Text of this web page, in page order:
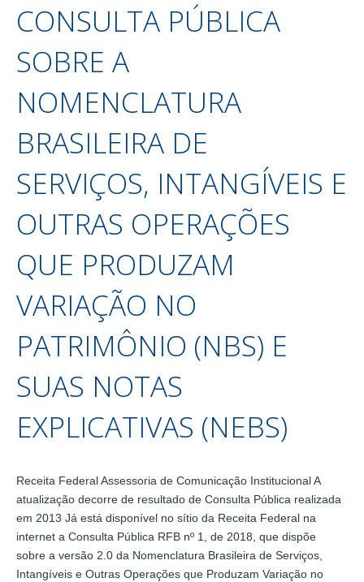
CONSULTA PÚBLICA
SOBRE A
NOMENCLATURA
BRASILEIRA DE
SERVIÇOS, INTANGÍVEIS E
OUTRAS OPERAÇÕES
QUE PRODUZAM
VARIAÇÃO NO
PATRIMÔNIO (NBS) E
SUAS NOTAS
EXPLICATIVAS (NEBS)
Receita Federal Assessoria de Comunicação Institucional A
atualização decorre de resultado de Consulta Pública realizada
em 2013 Já está disponível no sítio da Receita Federal na
internet a Consulta Pública RFB nº 1, de 2018, que dispõe
sobre a versão 2.0 da Nomenclatura Brasileira de Serviços,
Intangíveis e Outras Operações que Produzam Variação no